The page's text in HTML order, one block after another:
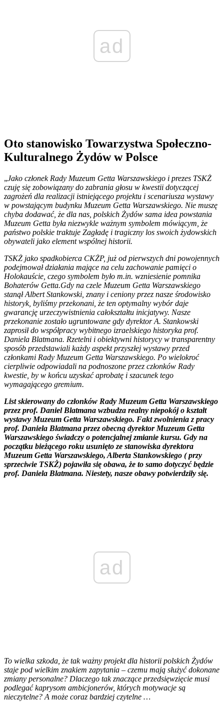
ad
Oto stanowisko Towarzystwa Społeczno-
Kulturalnego Żydów w Polsce
„Jako członek Rady Muzeum Getta Warszawskiego i prezes TSKŻ
czuję się zobowiązany do zabrania głosu w kwestii dotyczącej
zagrożeń dla realizacji istniejącego projektu i scenariusza wystawy
w powstającym budynku Muzeum Getta Warszawskiego. Nie muszę
chyba dodawać, że dla nas, polskich Żydów sama idea powstania
Muzeum Getta była niezwykle ważnym symbolem mówiącym, że
państwo polskie traktuje Zagładę i tragiczny los swoich żydowskich
obywateli jako element wspólnej historii.
TSKŻ jako spadkobierca CKŻP, już od pierwszych dni powojennych
podejmował działania mające na celu zachowanie pamięci o
Holokauście, czego symbolem było m.in. wzniesienie pomnika
Bohaterów Getta.Gdy na czele Muzeum Getta Warszawskiego
stanął Albert Stankowski, znany i ceniony przez nasze środowisko
historyk, byliśmy przekonani, że ten optymalny wybór daje
gwarancję urzeczywistnienia całokształtu inicjatywy. Nasze
przekonanie zostało ugruntowane gdy dyrektor A. Stankowski
zaprosił do współpracy wybitnego izraelskiego historyka prof.
Daniela Blatmana. Rzetelni i obiektywni historycy w transparentny
sposób przedstawiali każdy aspekt przyszłej wystawy przed
członkami Rady Muzeum Getta Warszawskiego. Po wielokroć
cierpliwie odpowiadali na podnoszone przez członków Rady
kwestie, by w końcu uzyskać aprobatę i szacunek tego
wymagającego gremium.
List skierowany do członków Rady Muzeum Getta Warszawskiego
przez prof. Daniel Blatmana wzbudza realny niepokój o kształt
wystawy Muzeum Getta Warszawskiego. Fakt zwolnienia z pracy
prof. Daniela Blatmana przez obecną dyrektor Muzeum Getta
Warszawskiego świadczy o potencjalnej zmianie kursu. Gdy na
początku bieżącego roku usunięto ze stanowiska dyrektora
Muzeum Getta Warszawskiego, Alberta Stankowskiego ( przy
sprzeciwie TSKŻ) pojawiła się obawa, że to samo dotyczyć będzie
prof. Daniela Blatmana. Niestety, nasze obawy potwierdziły się.
ad
To wielka szkoda, że tak ważny projekt dla historii polskich Żydów
staje pod wielkim znakiem zapytania – czemu mają służyć dokonane
zmiany personalne? Dlaczego tak znaczące przedsięwzięcie musi
podlegać kaprysom ambicjonerów, których motywacje są
nieczytelne? A może coraz bardziej czytelne …